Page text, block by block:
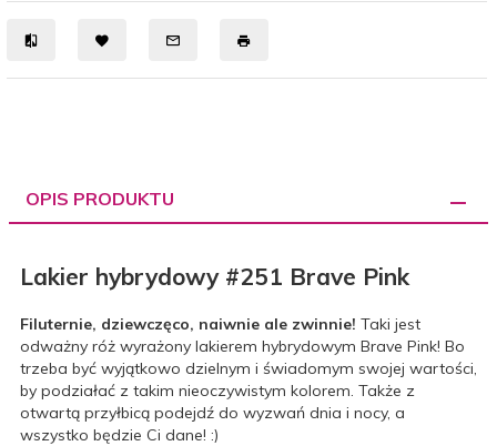
OPIS PRODUKTU
Lakier hybrydowy #251 Brave Pink
Filuternie, dziewczęco, naiwnie ale zwinnie! Taki jest
odważny róż wyrażony lakierem hybrydowym Brave Pink! Bo
trzeba być wyjątkowo dzielnym i świadomym swojej wartości,
by podziałać z takim nieoczywistym kolorem. Także z
otwartą przyłbicą podejdź do wyzwań dnia i nocy, a
wszystko będzie Ci dane! :)